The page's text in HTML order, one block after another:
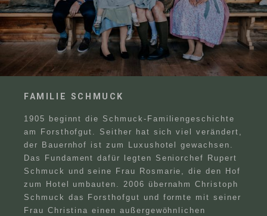
FAMILIE SCHMUCK
1905 beginnt die Schmuck-Familiengeschichte
am Forsthofgut. Seither hat sich viel verändert,
der Bauernhof ist zum Luxushotel gewachsen.
Das Fundament dafür legten Seniorchef Rupert
Schmuck und seine Frau Rosmarie, die den Hof
zum Hotel umbauten. 2006 übernahm Christoph
Schmuck das Forsthofgut und formte mit seiner
Frau Christina einen außergewöhnlichen